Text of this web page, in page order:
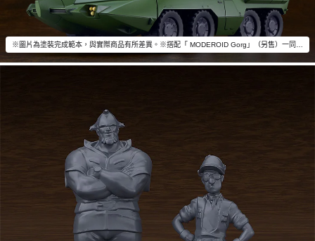
※圖片為塗裝完成範本，與實際商品有所差異。※搭配「 MODEROID Gorg」（另售）一同擺飾吧。